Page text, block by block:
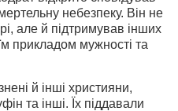
небезпеку. Він не
але й підтримував інших
прикладом мужності та
й інші християни,
та інші. Їх піддавали